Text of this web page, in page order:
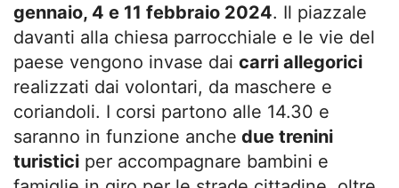
gennaio, 4 e 11 febbraio 2024. Il piazzale
davanti alla chiesa parrocchiale e le vie del
paese vengono invase dai carri allegorici
realizzati dai volontari, da maschere e
coriandoli. I corsi partono alle 14.30 e
saranno in funzione anche due trenini
turistici per accompagnare bambini e